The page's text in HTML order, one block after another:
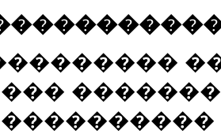
���������